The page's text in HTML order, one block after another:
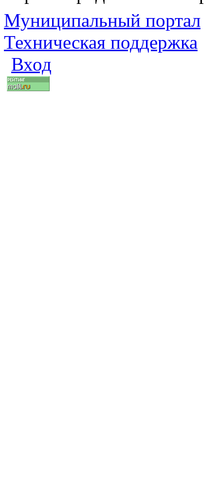
Муниципальный портал
Техническая поддержка
Вход